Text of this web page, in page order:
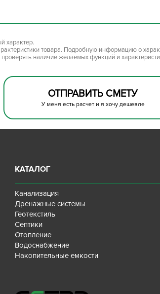
характер.
товара. Подробную информацию о
наличие желаемых функций и
ОТПРАВИТЬ СМЕТУ
У меня есть расчет и я хочу дешевле
КАТАЛОГ
Канализация
Дренажные системы
Геотекстиль
Септики
Отопление
Водоснабжение
Накопительные емкости